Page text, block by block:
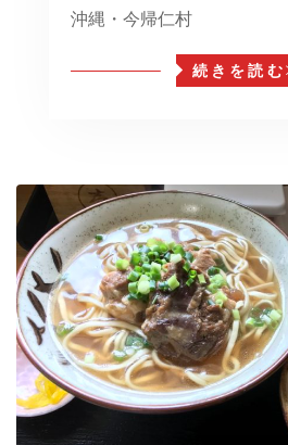
沖縄・今帰仁村
続きを読む